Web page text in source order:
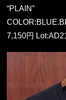
“PLAIN”
7,150円